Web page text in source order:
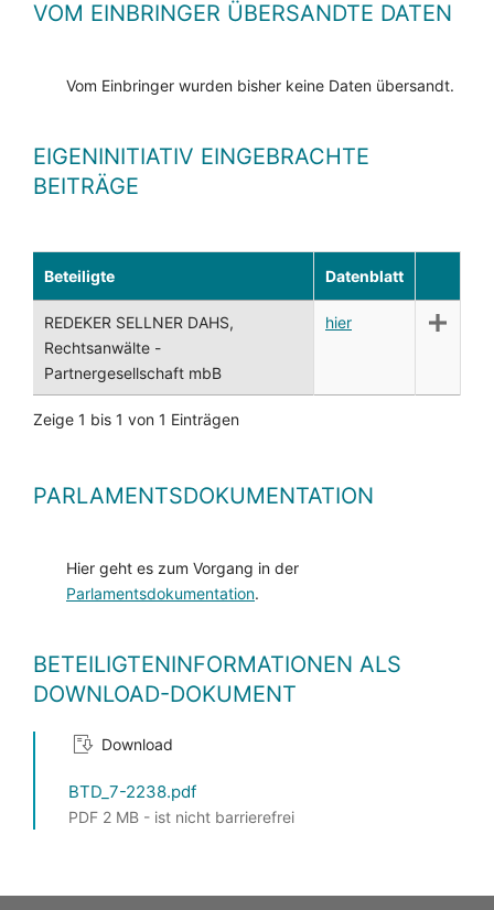
VOM EINBRINGER ÜBERSANDTE DATEN
Vom Einbringer wurden bisher keine Daten übersandt.
EIGENINITIATIV EINGEBRACHTE
BEITRÄGE
Beteiligte Datenblatt
REDEKER SELLNER DAHS,
Rechtsanwälte -
Partnergesellschaft mbB
hier
Zeige 1 bis 1 von 1 Einträgen
PARLAMENTSDOKUMENTATION
Hier geht es zum Vorgang in der
Parlamentsdokumentation.
BETEILIGTENINFORMATIONEN ALS
DOWNLOAD-DOKUMENT
Download
BTD_7-2238.pdf
PDF 2 MB - ist nicht barrierefrei